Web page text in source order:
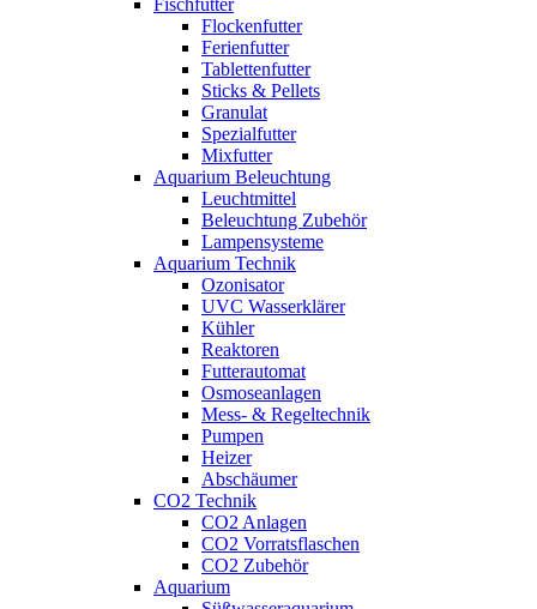
Fischfutter
Flockenfutter
Ferienfutter
Tablettenfutter
Sticks & Pellets
Granulat
Spezialfutter
Mixfutter
Aquarium Beleuchtung
Leuchtmittel
Beleuchtung Zubehör
Lampensysteme
Aquarium Technik
Ozonisator
UVC Wasserklärer
Kühler
Reaktoren
Futterautomat
Osmoseanlagen
Mess- & Regeltechnik
Pumpen
Heizer
Abschäumer
CO2 Technik
CO2 Anlagen
CO2 Vorratsflaschen
CO2 Zubehör
Aquarium